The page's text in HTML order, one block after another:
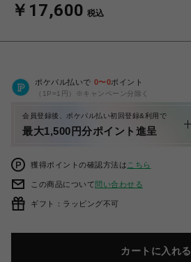
￥17,600 税込
ポケパル払いで 0〜0ポイント
（1P=1円）※キャンペーン分除く
会員登録後、ポケパル払い初回登録&利用で
最大1,500円分ポイント進呈
獲得ポイントの確認方法は こちら
この商品について問い合わせる
ギフト：ラッピング不可
カートに入れる